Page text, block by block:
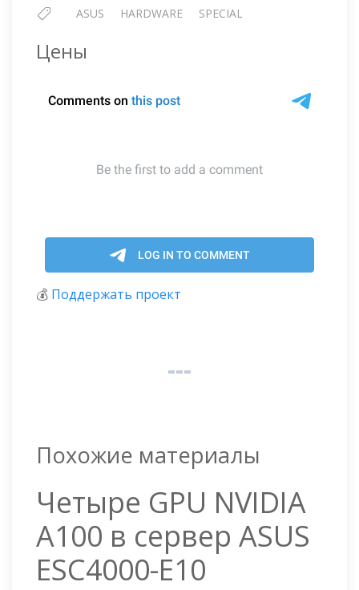
ASUS HARDWARE SPECIAL
Цены
💰 Поддержать проект
Похожие материалы
Четыре GPU NVIDIA
A100 в сервер ASUS
ESC4000-E10